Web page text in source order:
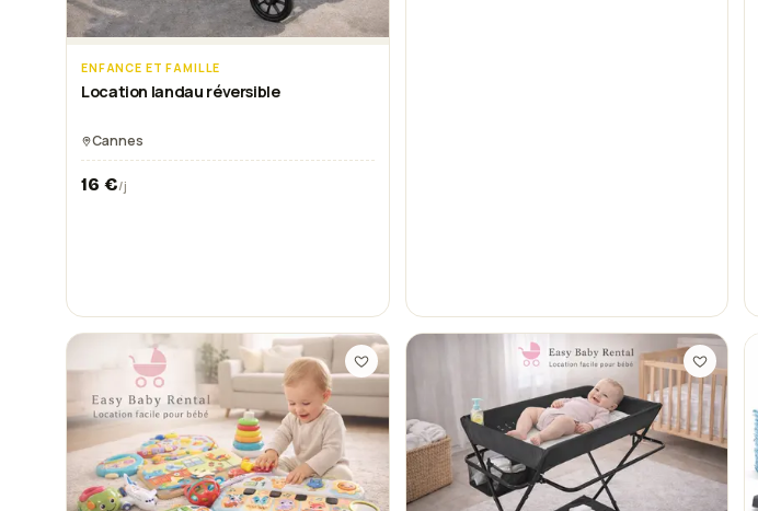
ENFANCE ET FAMILLE
Location landau réversible
Cannes
16 €/j